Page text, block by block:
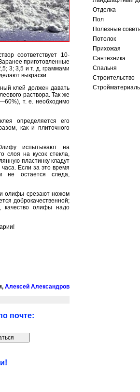
соответствует 10-
приготовленные
3; 3,5 и т. д. граммами
выкраски.
клей должен давать
раствора. Так же
т. е. необходимо
определяется его
как и плиточного
испытывают на
слоя на кусок стекла,
пластинку кладут
Если за это время
не остается следа,
олифы срезают ножом
доброкачественной;
качество олифы надо
Алексей Александров
почте:
Отделка
Пол
Полезные
Потолок
Прихожая
Сантехника
Спальня
Строительство